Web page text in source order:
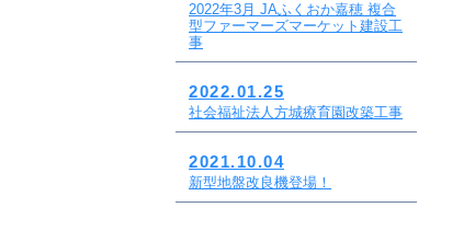
2022年3月 JAふくおか嘉穂 複合
型ファーマーズマーケット建設工
事
2022.01.25
社会福祉法人方城療育園改築工事
2021.10.04
新型地盤改良機登場！